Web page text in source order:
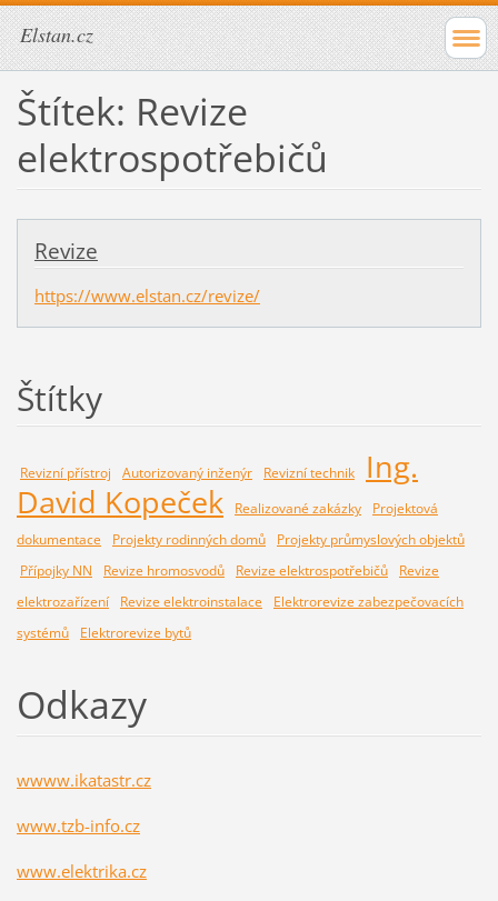
Elstan.cz
Štítek: Revize
elektrospotřebičů
Revize
https://www.elstan.cz/revize/
Štítky
Revizní přístroj Autorizovaný inženýr Revizní technik
Ing.
David Kopeček
Realizované zakázky
Projektová
dokumentace
Projekty rodinných domů
Projekty průmyslových objektů
Přípojky NN
Revize hromosvodů Revize elektrospotřebičů
Revize
elektrozařízení
Revize elektroinstalace
Elektrorevize zabezpečovacích
systémů
Elektrorevize bytů
Odkazy
wwww.ikatastr.cz
www.tzb-info.cz
www.elektrika.cz